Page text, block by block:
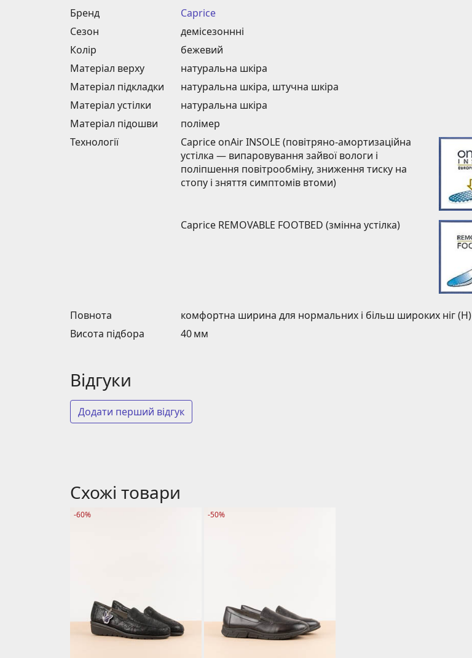
Бренд
Caprice
Сезон
демісезоннні
Колір
бежевий
Матеріал верху
натуральна шкіра
Матеріал підкладки
натуральна шкіра, штучна шкіра
Матеріал устілки
натуральна шкіра
Матеріал підошви
полімер
Технології
Caprice onAir INSOLE (повітряно-амортизаційна
устілка — випаровування зайвої вологи і
поліпшення повітрообміну, зниження тиску на
стопу і зняття симптомів втоми)
Caprice REMOVABLE FOOTBED (змінна устілка)
Повнота
комфортна ширина для нормальних і більш широких ніг (H)
Висота підбора
40 мм
Відгуки
Додати перший відгук
Схожі товари
-60% -50%